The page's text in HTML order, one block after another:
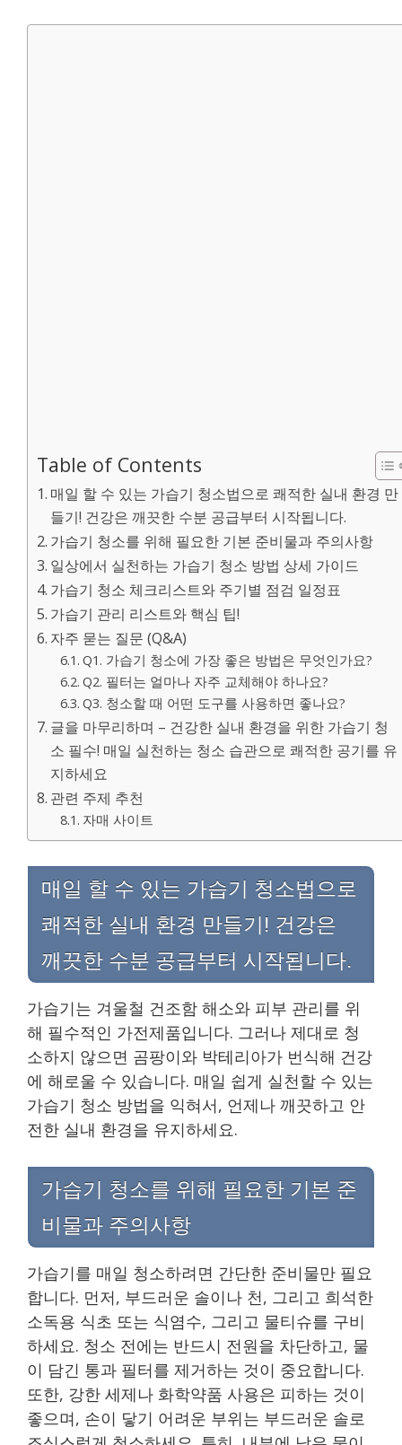
Table of Contents
매일 할 수 있는 가습기 청소법으로 쾌적한 실내 환경 만
들기! 건강은 깨끗한 수분 공급부터 시작됩니다.
가습기 청소를 위해 필요한 기본 준비물과 주의사항
일상에서 실천하는 가습기 청소 방법 상세 가이드
가습기 청소 체크리스트와 주기별 점검 일정표
가습기 관리 리스트와 핵심 팁!
자주 묻는 질문 (Q&A)
Q1. 가습기 청소에 가장 좋은 방법은 무엇인가요?
Q2. 필터는 얼마나 자주 교체해야 하나요?
Q3. 청소할 때 어떤 도구를 사용하면 좋나요?
글을 마무리하며 – 건강한 실내 환경을 위한 가습기 청
소 필수! 매일 실천하는 청소 습관으로 쾌적한 공기를 유
지하세요
관련 주제 추천
자매 사이트
매일 할 수 있는 가습기 청소법으로
쾌적한 실내 환경 만들기! 건강은
깨끗한 수분 공급부터 시작됩니다.
가습기는 겨울철 건조함 해소와 피부 관리를 위
해 필수적인 가전제품입니다. 그러나 제대로 청
소하지 않으면 곰팡이와 박테리아가 번식해 건강
에 해로울 수 있습니다. 매일 쉽게 실천할 수 있는
가습기 청소 방법을 익혀서, 언제나 깨끗하고 안
전한 실내 환경을 유지하세요.
가습기 청소를 위해 필요한 기본 준
비물과 주의사항
가습기를 매일 청소하려면 간단한 준비물만 필요
합니다. 먼저, 부드러운 솔이나 천, 그리고 희석한
소독용 식초 또는 식염수, 그리고 물티슈를 구비
하세요. 청소 전에는 반드시 전원을 차단하고, 물
이 담긴 통과 필터를 제거하는 것이 중요합니다.
또한, 강한 세제나 화학약품 사용은 피하는 것이
좋으며, 손이 닿기 어려운 부위는 부드러운 솔로